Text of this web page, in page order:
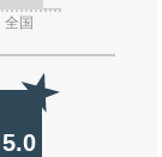
全国
5.0